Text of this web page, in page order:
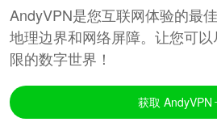
AndyVPN是您互联网体验的最
地理边界和网络屏障。让您可
限的数字世界！
获取 AndyVPN